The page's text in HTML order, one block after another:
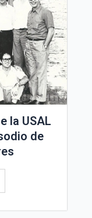
la USAL
de